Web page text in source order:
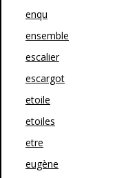
enqu
ensemble
escalier
escargot
etoile
etoiles
etre
eugène